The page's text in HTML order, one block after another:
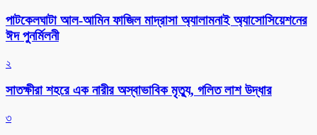
পাটকেলঘাটা আল-আমিন ফাজিল মাদ্রাসা অ্যালামনাই অ্যাসোসিয়েশনের
ঈদ পুনর্মিলনী
২
সাতক্ষীরা শহরে এক নারীর অস্বাভাবিক মৃত্যু, গলিত লাশ উদ্ধার
৩